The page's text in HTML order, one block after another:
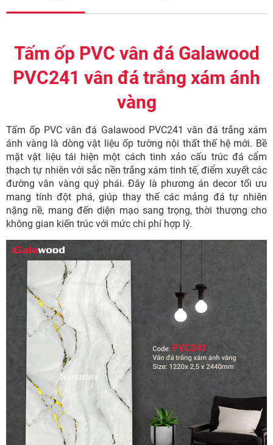
Tấm ốp PVC vân đá Galawood
PVC241 vân đá trắng xám ánh
vàng
Tấm ốp PVC vân đá Galawood PVC241 vân đá trắng xám
ánh vàng là dòng vật liệu ốp tường nội thất thế hệ mới. Bề
mặt vật liệu tái hiện một cách tinh xảo cấu trúc đá cẩm
thạch tự nhiên với sắc nền trắng xám tinh tế, điểm xuyết các
đường vân vàng quý phái. Đây là phương án decor tối ưu
mang tính đột phá, giúp thay thế các mảng đá tự nhiên
nặng nề, mang đến diện mạo sang trọng, thời thượng cho
không gian kiến trúc với mức chi phí hợp lý.